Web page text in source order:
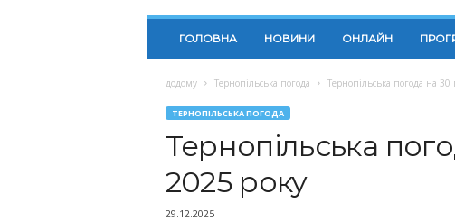
ГОЛОВНА НОВИНИ ОНЛАЙН
додому Тернопільська погода Тернопільська погода на 30
ТЕРНОПІЛЬСЬКА ПОГОДА
Тернопільська
2025 року
29.12.2025